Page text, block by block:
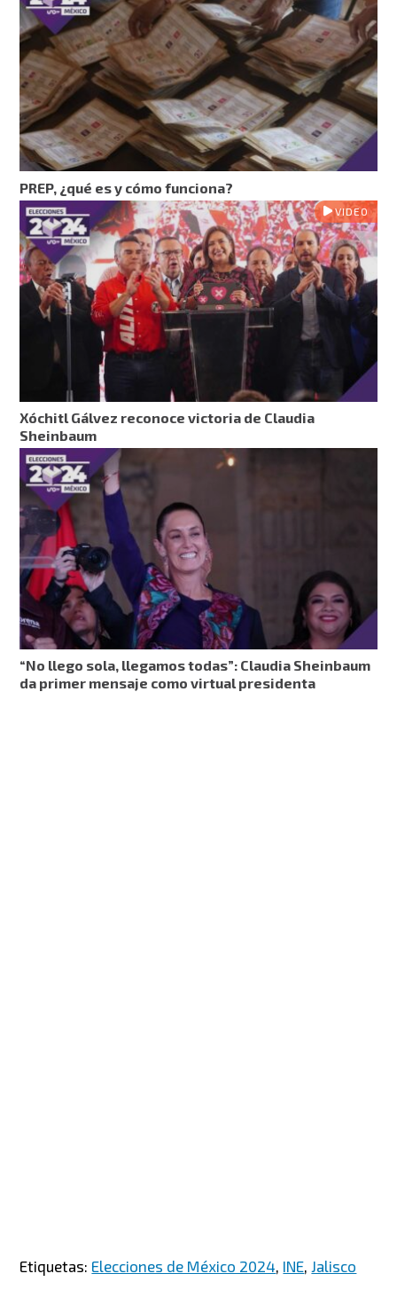
PREP, ¿qué es y cómo funciona?
VIDEO
Xóchitl Gálvez reconoce victoria de Claudia
Sheinbaum
“No llego sola, llegamos todas”: Claudia Sheinbaum
da primer mensaje como virtual presidenta
Etiquetas: Elecciones de México 2024 INE Jalisco